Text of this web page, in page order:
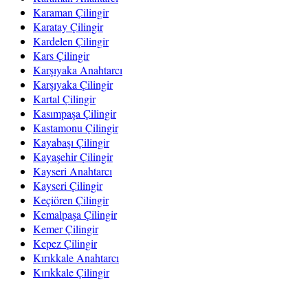
Karaman Çilingir
Karatay Çilingir
Kardelen Çilingir
Kars Çilingir
Karşıyaka Anahtarcı
Karşıyaka Çilingir
Kartal Çilingir
Kasımpaşa Çilingir
Kastamonu Çilingir
Kayabaşı Çilingir
Kayaşehir Çilingir
Kayseri Anahtarcı
Kayseri Çilingir
Keçiören Çilingir
Kemalpaşa Çilingir
Kemer Çilingir
Kepez Çilingir
Kırıkkale Anahtarcı
Kırıkkale Çilingir